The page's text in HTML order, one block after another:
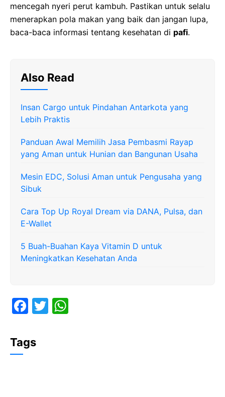
mencegah nyeri perut kambuh. Pastikan untuk selalu
menerapkan pola makan yang baik dan jangan lupa,
baca-baca informasi tentang kesehatan di pafi.
Also Read
Insan Cargo untuk Pindahan Antarkota yang
Lebih Praktis
Panduan Awal Memilih Jasa Pembasmi Rayap
yang Aman untuk Hunian dan Bangunan Usaha
Mesin EDC, Solusi Aman untuk Pengusaha yang
Sibuk
Cara Top Up Royal Dream via DANA, Pulsa, dan
E-Wallet
5 Buah-Buahan Kaya Vitamin D untuk
Meningkatkan Kesehatan Anda
F
c
e
T
Tags